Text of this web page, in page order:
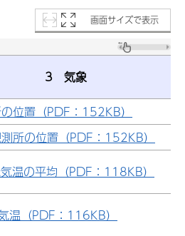
画面サイズで表示
3 気象
位置（PDF：152KB）
所の位置（PDF：152KB）
温の平均（PDF：118KB）
温（PDF：116KB）